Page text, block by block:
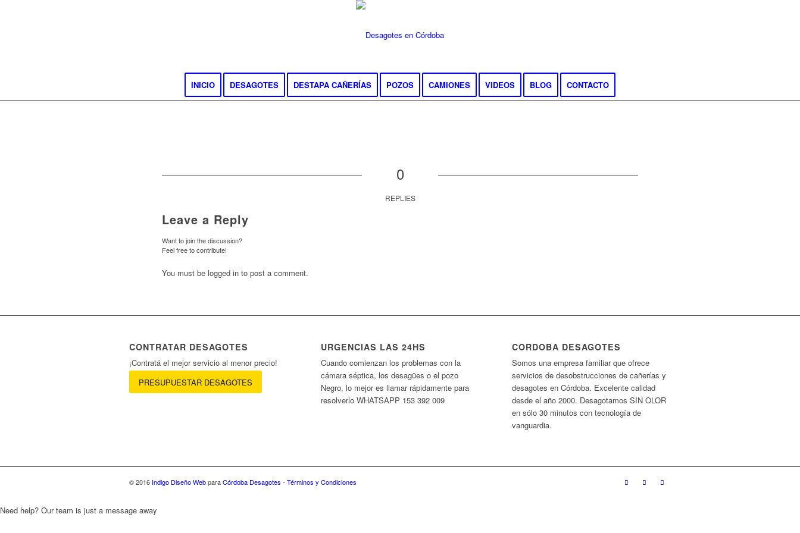
INICIO DESAGOTES DESTAPA CAÑERÍAS POZOS CAMIONES VIDEOS BLOG CONTACTO
0
REPLIES
Leave a Reply
Want to join the discussion?
Feel free to contribute!
You must be logged in to post a comment.
CONTRATAR DESAGOTES
¡Contratá el mejor servicio al menor precio!
PRESUPUESTAR DESAGOTES
URGENCIAS LAS 24HS
Cuando comienzan los problemas con la
cámara séptica, los desagües o el pozo
Negro, lo mejor es llamar rápidamente para
resolverlo WHATSAPP 153 392 009
CORDOBA DESAGOTES
Somos una empresa familiar que ofrece
servicios de desobstrucciones de cañerías y
desagotes en Córdoba. Excelente calidad
desde el año 2000. Desagotamos SIN OLOR
en sólo 30 minutos con tecnología de
vanguardia.
© 2016 Indigo Diseño WebparaCórdoba Desagotes - Términos y Condiciones
Need help? Our team is just a message away